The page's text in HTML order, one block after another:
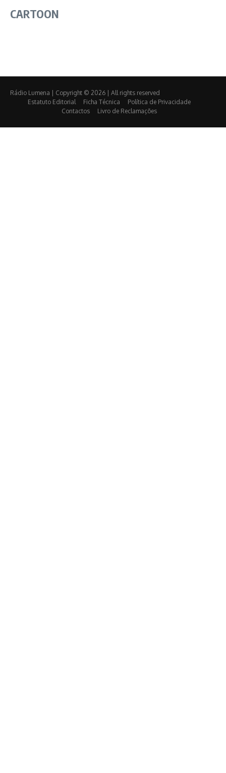
CARTOON
Rádio Lumena | Copyright © 2026 | All rights reserved
Estatuto Editorial
Ficha Técnica
Política de Privacidade
Contactos
Livro de Reclamações